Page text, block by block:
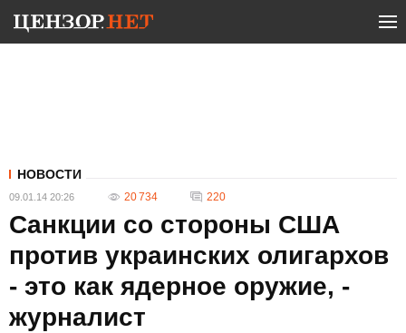
НОВОСТИ
09.01.14 20:26 20 734 220
Санкции со стороны США
против украинских олигархов
- это как ядерное оружие, -
журналист